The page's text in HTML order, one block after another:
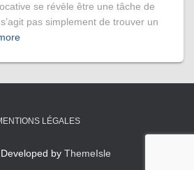
se révèle être une tâche de
pas simplement de trouver un
LÉGALES
by ThemeIsle